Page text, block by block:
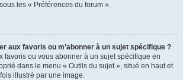
les « Préférences du forum ».
aux favoris ou m’abonner à un sujet spécifique ?
favoris ou vous abonner à un sujet spécifique en
dans le menu « Outils du sujet », situé en haut et
illustré par une image.